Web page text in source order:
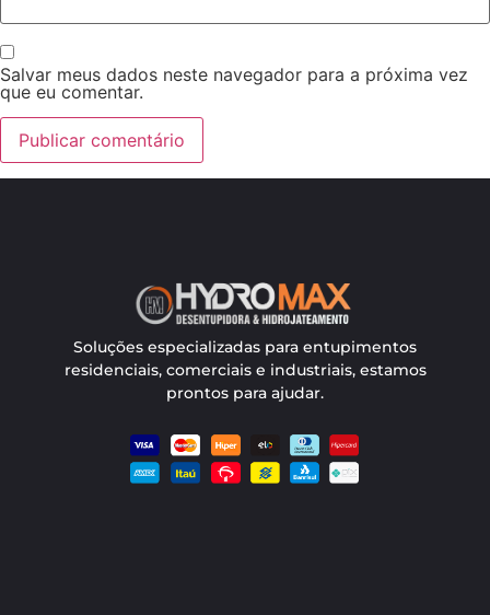
Salvar meus dados neste navegador para a próxima vez
que eu comentar.
Soluções especializadas para entupimentos
residenciais, comerciais e industriais, estamos
prontos para ajudar.